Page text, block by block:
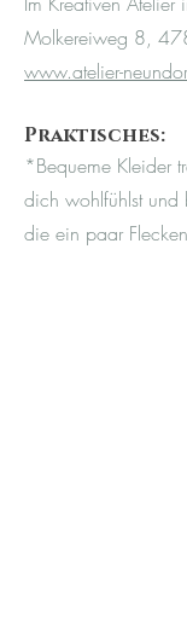
Molkereiweg 8,
www.atelier-
Praktisches:
*Bequeme Kleider
dich wohlfühlst und
die ein paar